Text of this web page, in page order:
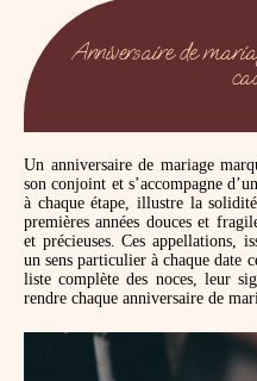
Anniversaire de
Un anniversaire de mariage
son conjoint et s’accompagne
à chaque étape, illustre la
premières années douces et
et précieuses. Ces appellations,
un sens particulier à chaque date
liste complète des noces, leur
rendre chaque anniversaire de